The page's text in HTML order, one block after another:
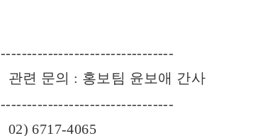
---------------------------------
관련 문의 : 홍보팀 윤보애 간사
---------------------------------
02) 6717-4065